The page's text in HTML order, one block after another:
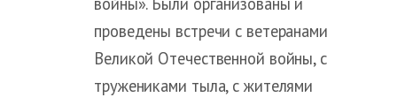
проведены встречи с ветеранами
Великой Отечественной войны, с
тружениками тыла, с жителями